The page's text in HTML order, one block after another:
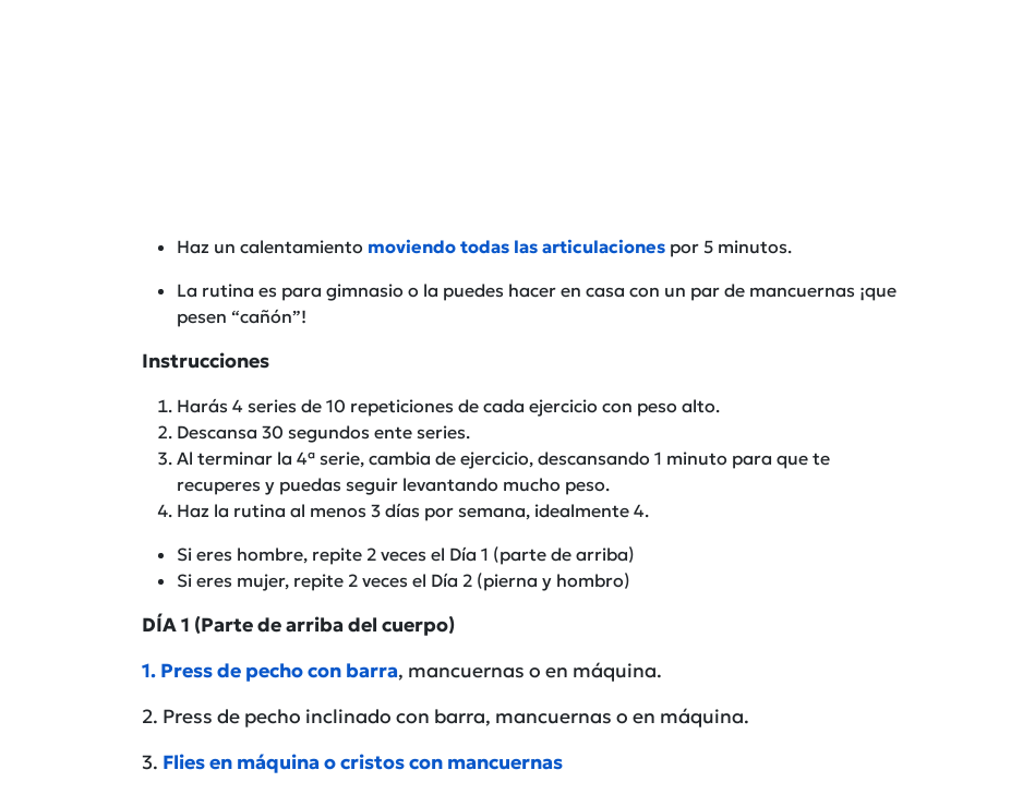
Haz un calentamiento moviendo todas las articulaciones por 5 minutos.
La rutina es para gimnasio o la puedes hacer en casa con un par de mancuernas ¡que
pesen “cañón”!
Instrucciones
Harás 4 series de 10 repeticiones de cada ejercicio con peso alto.
Descansa 30 segundos ente series.
Al terminar la 4ª serie, cambia de ejercicio, descansando 1 minuto para que te
recuperes y puedas seguir levantando mucho peso.
Haz la rutina al menos 3 días por semana, idealmente 4.
Si eres hombre, repite 2 veces el Día 1 (parte de arriba)
Si eres mujer, repite 2 veces el Día 2 (pierna y hombro)
DÍA 1 (Parte de arriba del cuerpo)
1. Press de pecho con barra, mancuernas o en máquina.
2. Press de pecho inclinado con barra, mancuernas o en máquina.
3. Flies en máquina o cristos con mancuernas